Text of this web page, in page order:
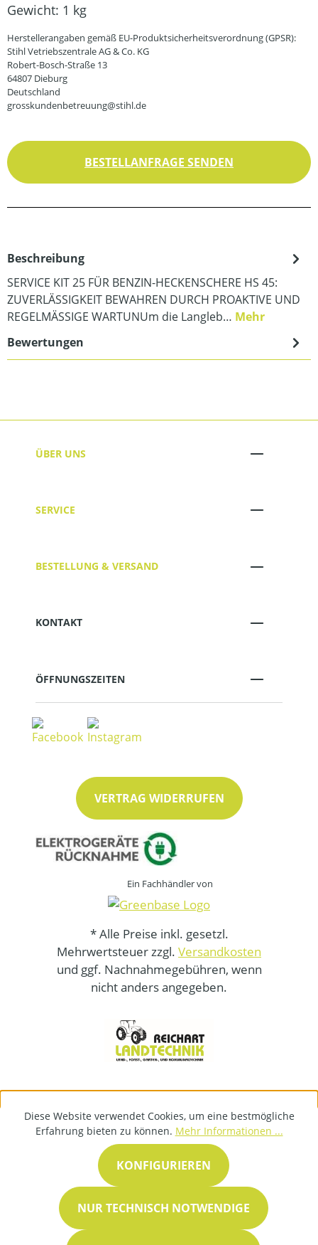
Gewicht: 1 kg
Herstellerangaben gemäß EU-Produktsicherheitsverordnung (GPSR):
Stihl Vetriebszentrale AG & Co. KG
Robert-Bosch-Straße 13
64807 Dieburg
Deutschland
grosskundenbetreuung@stihl.de
BESTELLANFRAGE SENDEN
Beschreibung
SERVICE KIT 25 FÜR BENZIN-HECKENSCHERE HS 45:
ZUVERLÄSSIGKEIT BEWAHREN DURCH PROAKTIVE UND
REGELMÄSSIGE WARTUNUm die Langleb… Mehr
Bewertungen
ÜBER UNS
SERVICE
BESTELLUNG & VERSAND
KONTAKT
ÖFFNUNGSZEITEN
VERTRAG WIDERRUFEN
Ein Fachhändler von
* Alle Preise inkl. gesetzl.
Mehrwertsteuer zzgl. Versandkosten
und ggf. Nachnahmegebühren, wenn
nicht anders angegeben.
Diese Website verwendet Cookies, um eine bestmögliche
Erfahrung bieten zu können. Mehr Informationen ...
NUR TECHNISCH NOTWENDIGE
KONFIGURIEREN